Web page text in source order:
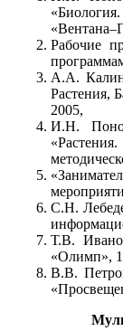
Рабочие
А.А.
Растения,
2005,
И.Н.
С.Н.
Т.В.
«Олимп»,
В.В.